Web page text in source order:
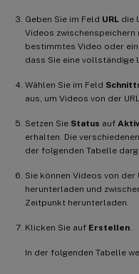
Geben Sie im Feld URL die
Videos zwischenspeichern
bestimmtes Video oder
dass Sie eine vollständige
Wählen Sie im Feld
aus, um Videos von der
Setzen Sie Status auf
erhalten. Die
der folgenden Tabelle
Sie können Videos von
herunterladen und
Zeitpunkt herunterladen.
Klicken Sie auf Erstellen
In der folgenden Tabelle